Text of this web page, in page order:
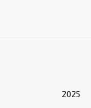
2025